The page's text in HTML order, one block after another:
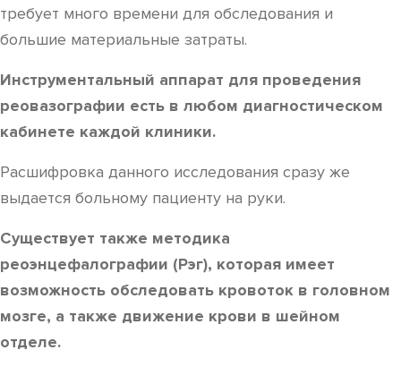
требует много времени для обследования и
большие материальные затраты.
Инструментальный аппарат для проведения
реовазографии есть в любом диагностическом
кабинете каждой клиники.
Расшифровка данного исследования сразу же
выдается больному пациенту на руки.
Существует также методика
реоэнцефалографии (Рэг), которая имеет
возможность обследовать кровоток в головном
мозге, а также движение крови в шейном
отделе.